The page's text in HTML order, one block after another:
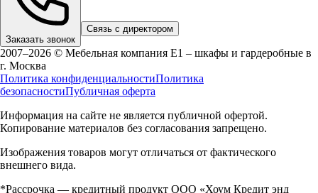
Заказать звонок
Связь с директором
2007–2026 © Мебельная компания Е1 – шкафы и гардеробные в
г. Москва
Политика конфиденциальностиПолитика
безопасностиПубличная оферта
Информация на сайте не является публичной офертой.
Копирование материалов без согласования запрещено.
Изображения товаров могут отличаться от фактического
внешнего вида.
*Рассрочка — кредитный продукт ООО «Хоум Кредит энд